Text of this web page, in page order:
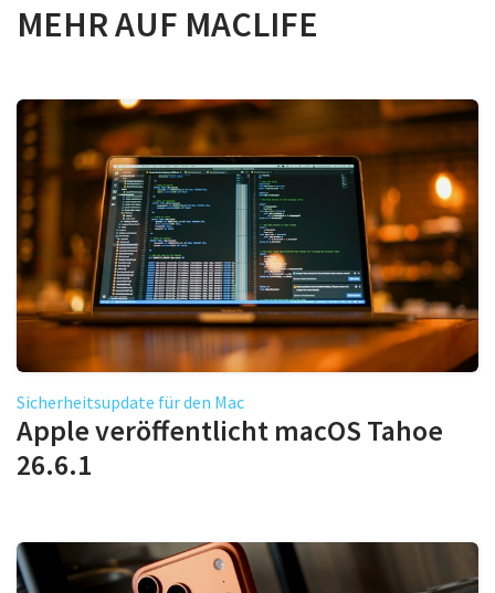
MEHR AUF MACLIFE
Sicherheitsupdate für den Mac
Apple veröffentlicht macOS Tahoe
26.6.1